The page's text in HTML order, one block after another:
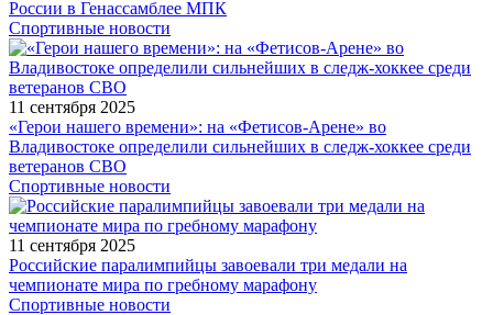
России в Генассамблее МПК
Спортивные новости
11 сентября 2025
«Герои нашего времени»: на «Фетисов-Арене» во
Владивостоке определили сильнейших в следж-хоккее среди
ветеранов СВО
Спортивные новости
11 сентября 2025
Российские паралимпийцы завоевали три медали на
чемпионате мира по гребному марафону
Спортивные новости